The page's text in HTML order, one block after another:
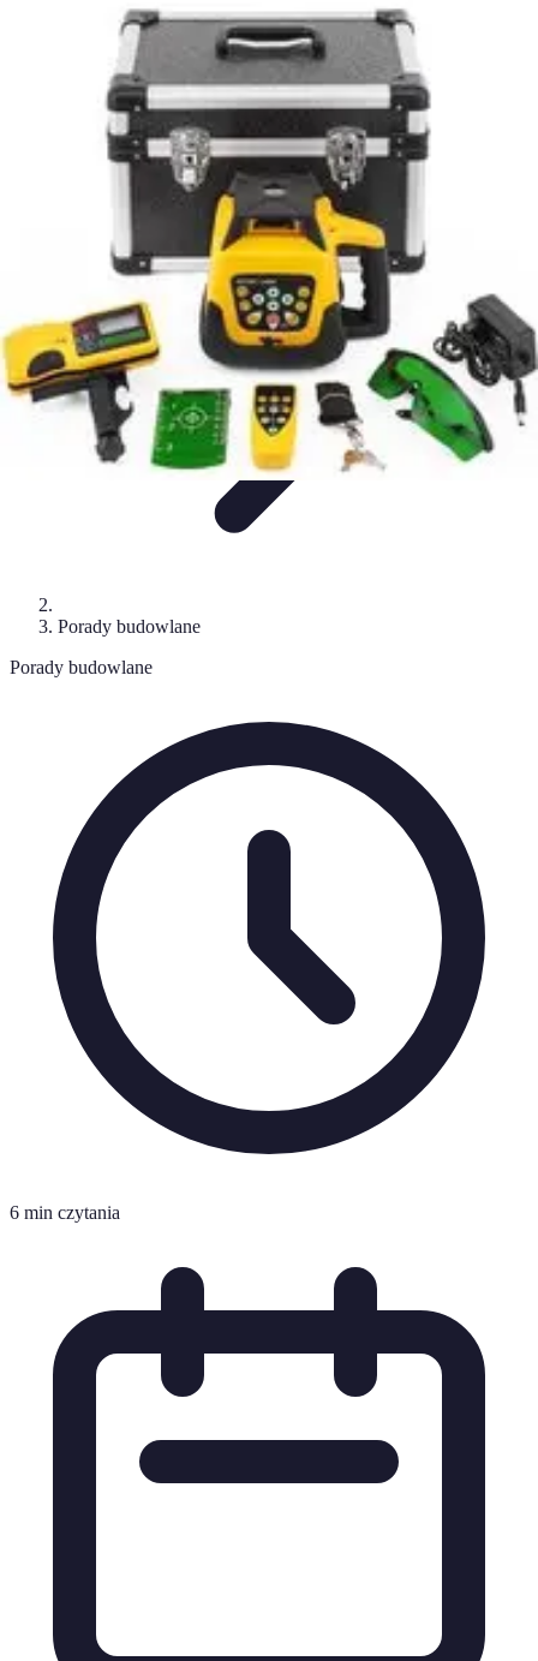
Projekty na Dom
Projektowanie wnętrz
InspiracjeBudowa i materiałyPorady
dotyczące projektów
Trendy
Projekty na Dom
Porady budowlane
Porady budowlane
6 min czytania